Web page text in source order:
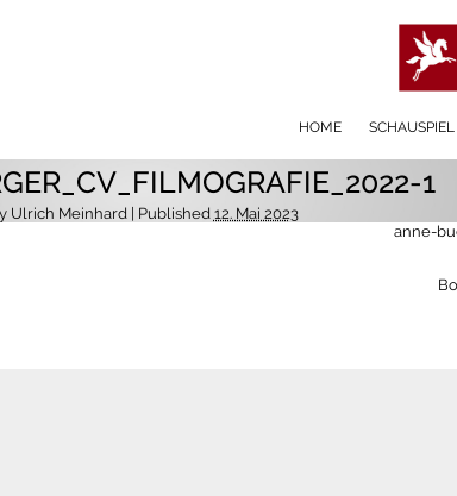
HOME SCHAUSPIEL
1
Ulrich Meinhard| Published 12. Mai 2023
anne-